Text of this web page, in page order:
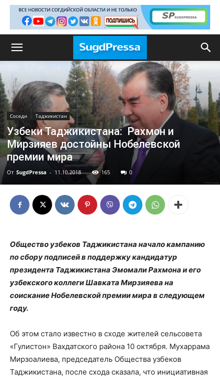
Соседи Таджикистан
Узбеки Таджикистана: Рахмон и
Мирзияев достойны Нобелевской
премии мира
От SugdPressa - 11.10.2018 165 0
Общество узбеков Таджикистана начало кампанию
по сбору подписей в поддержку кандидатур
президента Таджикистана Эмомали Рахмона и его
узбекского коллеги Шавката Мирзияева на
соискание Нобелевской премии мира в следующем
году.
Об этом стало известно в сходе жителей сельсовета
«Гулистон» Вахдатского района 10 октября. Мухаррама
Мирзоалиева, председатель Общества узбеков
Таджикистана, после схода сказала, что инициативная